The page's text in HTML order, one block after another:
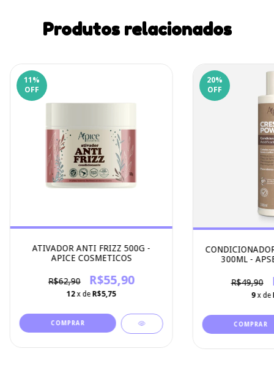
Produtos relacionados
11 %
OFF
ATIVADOR ANTI FRIZZ 500G -
APICE COSMETICOS
R$62,90 R$55,90
12 x de R$5,75
20%
OFF
300ML -
R$49,90
9 x de